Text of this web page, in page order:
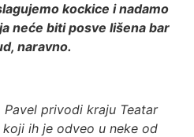
kockice i nadamo
neće biti posve lišena bar
naravno.
privodi kraju Teatar
ih je odveo u neke od